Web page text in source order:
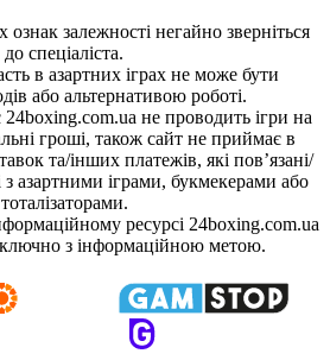
залежності негайно зверніться
до спеціаліста.
в азартних іграх не може бути
або альтернативою роботі.
не проводить ігри на
гроші, також сайт не приймає в
та/інших платежів, які пов’язані/
з азартними іграми, букмекерами або
тоталізаторами.
ресурсі 24boxing.com.ua
з інформаційною метою.